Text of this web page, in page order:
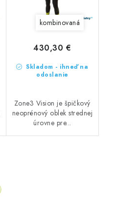
kombinovaná
Skladom - ihneď na
odoslanie
430,30 €
Zone3 Vision je špičkový
neoprénový oblek strednej
úrovne pre...